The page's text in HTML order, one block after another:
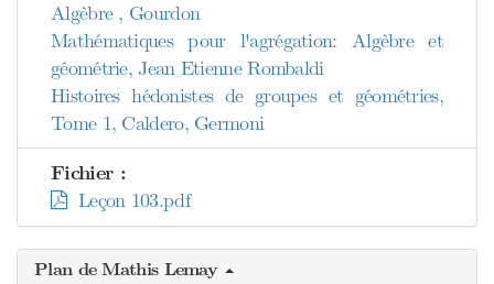
Algèbre , Gourdon
Mathématiques pour l'agrégation: Algèbre et
géométrie, Jean Etienne Rombaldi
Histoires hédonistes de groupes et géométries,
Tome 1, Caldero, Germoni
Fichier :
Leçon 103.pdf
Plan de Mathis Lemay